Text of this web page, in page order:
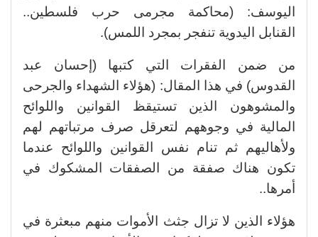
اليوسف: (محاكمة مجرمى حرب فلسطين..
القنابل اليدوية تنفجر بمجرد اللمس).
من ضمن الفقرات التي كتبها (إحسان عبد
القدوس) في هذا المقال: (هؤلاء الشهداء والجرحى
والمشوهون الذين تستيقظ القوانين واللوائح
المالية في وجوههم لتعرقل صرف مرتباتهم لهم
ولأهاليهم ثم تنام نفس القوانين واللوائح عندما
تكون هناك صفقة من الصفقات المشكوك في
أمرها..
هؤلاء الذين لا تزال جثث الأموات منهم مبعثرة في